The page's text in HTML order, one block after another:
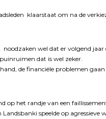
klaarstaat om na de
wel dat er volgend
dat is wel zeker.
de financiële problemen
op het randje van een
speelde op